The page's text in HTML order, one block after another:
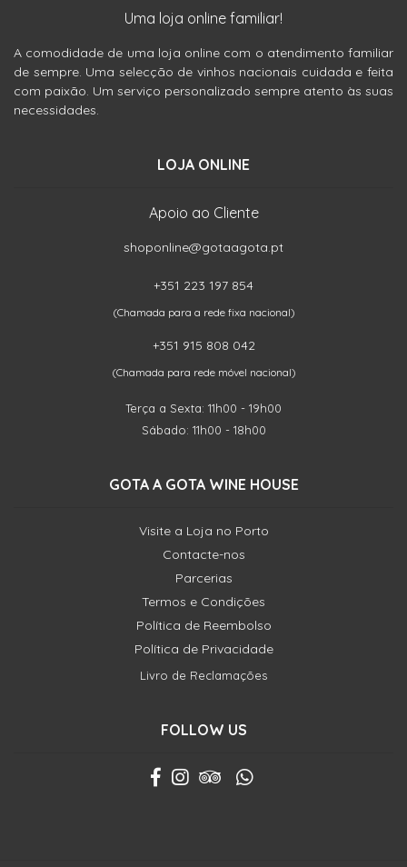
Uma loja online familiar!
A comodidade de uma loja online com o atendimento familiar
de sempre. Uma selecção de vinhos nacionais cuidada e feita
com paixão. Um serviço personalizado sempre atento às suas
necessidades.
LOJA ONLINE
Apoio ao Cliente
shoponline@gotaagota.pt
+351 223 197 854
(Chamada para a rede fixa nacional)
+351 915 808 042
(Chamada para rede móvel nacional)
Terça a Sexta: 11h00 - 19h00
Sábado: 11h00 - 18h00
GOTA A GOTA WINE HOUSE
Visite a Loja no Porto
Contacte-nos
Parcerias
Termos e Condições
Política de Reembolso
Política de Privacidade
Livro de Reclamações
FOLLOW US